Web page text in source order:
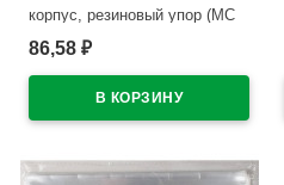
корпус, резиновый упор (MC
Gold) синий, 0,5мм, масло
86,58 ₽